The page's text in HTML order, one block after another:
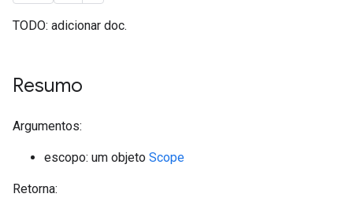
TODO: adicionar doc.
Resumo
Argumentos:
escopo: um objeto Scope
Retorna: